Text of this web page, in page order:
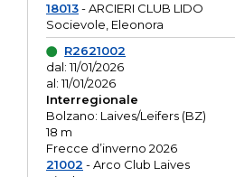
18013- ARCIERI CLUB LIDO
Socievole, Eleonora
R2621002
dal: 11/01/2026
al: 11/01/2026
Interregionale
Bolzano: Laives/Leifers (BZ)
18 m
Frecce d’inverno 2026
21002 - Arco Club Laives